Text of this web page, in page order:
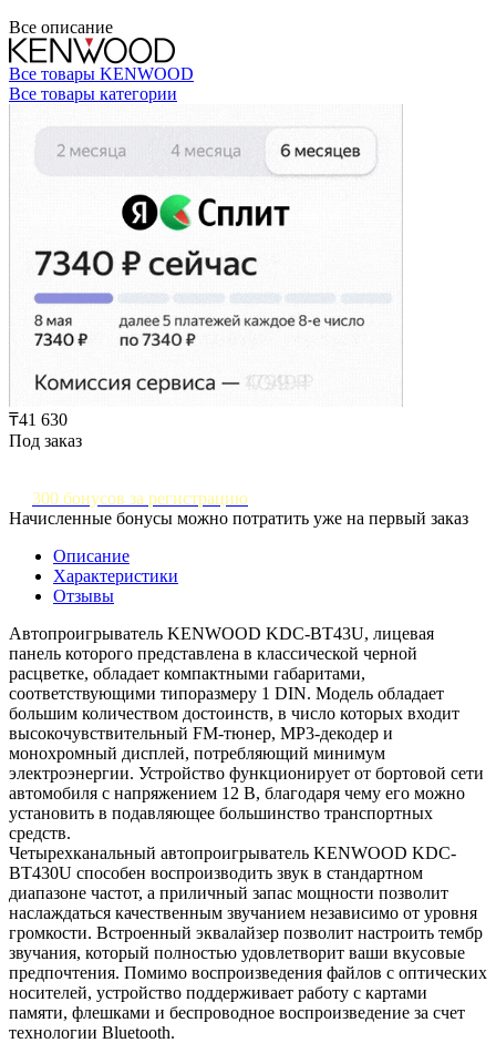
Все описание
Все товары KENWOOD
Все товары категории
₸41 630
Под заказ
300 бонусов за регистрацию
Начисленные бонусы можно потратить уже на первый заказ
Описание
Характеристики
Отзывы
Автопроигрыватель KENWOOD KDC-BT43U, лицевая
панель которого представлена в классической черной
расцветке, обладает компактными габаритами,
соответствующими типоразмеру 1 DIN. Модель обладает
большим количеством достоинств, в число которых входит
высокочувствительный FM-тюнер, MP3-декодер и
монохромный дисплей, потребляющий минимум
электроэнергии. Устройство функционирует от бортовой сети
автомобиля с напряжением 12 В, благодаря чему его можно
установить в подавляющее большинство транспортных
средств.
Четырехканальный автопроигрыватель KENWOOD KDC-
BT430U способен воспроизводить звук в стандартном
диапазоне частот, а приличный запас мощности позволит
наслаждаться качественным звучанием независимо от уровня
громкости. Встроенный эквалайзер позволит настроить тембр
звучания, который полностью удовлетворит ваши вкусовые
предпочтения. Помимо воспроизведения файлов с оптических
носителей, устройство поддерживает работу с картами
памяти, флешками и беспроводное воспроизведение за счет
технологии Bluetooth.